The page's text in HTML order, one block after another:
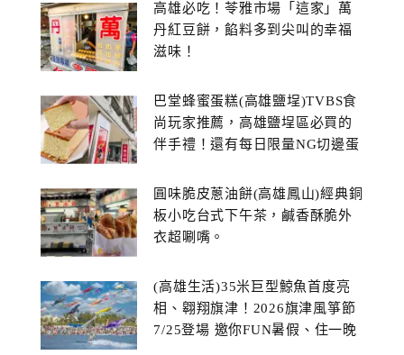
高雄必吃！苓雅市場「這家」萬
丹紅豆餅，餡料多到尖叫的幸福
滋味！
巴堂蜂蜜蛋糕(高雄鹽埕)TVBS食
尚玩家推薦，高雄鹽埕區必買的
伴手禮！還有每日限量NG切邊蛋
圓味脆皮蔥油餅(高雄鳳山)經典銅
板小吃台式下午茶，鹹香酥脆外
衣超唰嘴。
(高雄生活)35米巨型鯨魚首度亮
相、翱翔旗津！2026旗津風箏節
7/25登場 邀你FUN暑假、住一晚